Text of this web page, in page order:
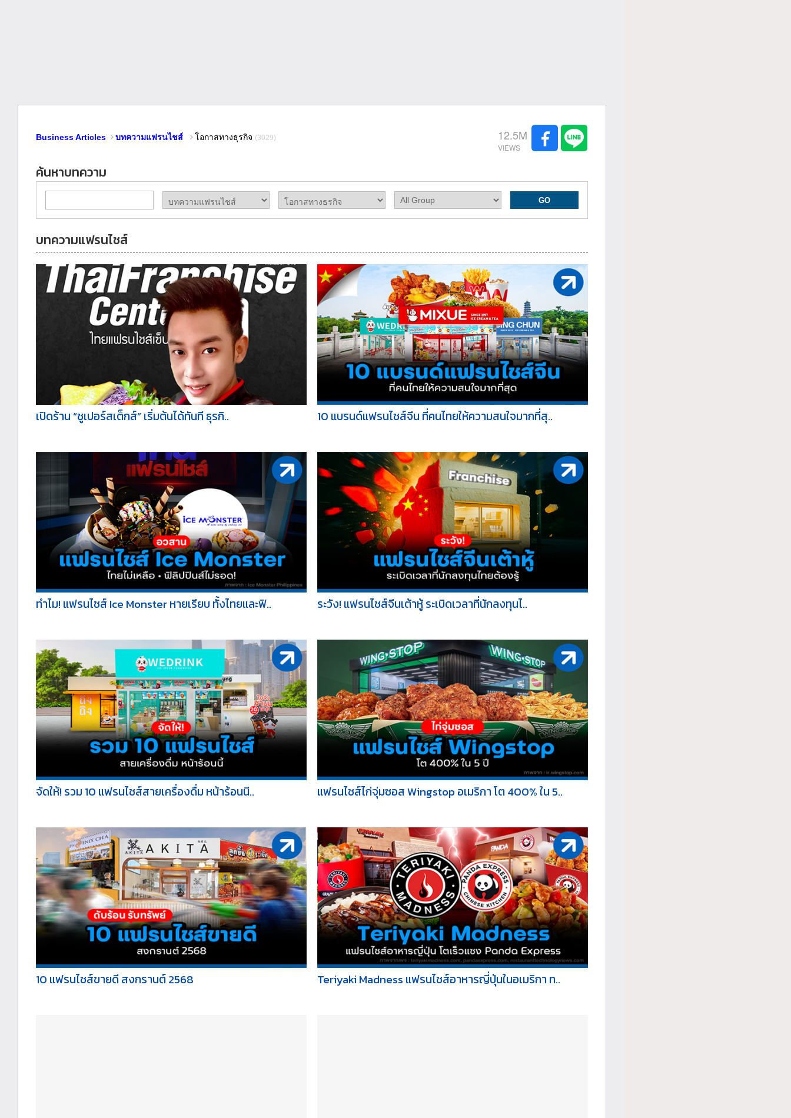
Business Articles บทความแฟรนไชส์ โอกาสทางธุรกิจ (3029) 12.5M
ค้นหาบทความ
บทความแฟรนไชส์
เปิดร้าน “ซูเปอร์สเต็กส์” เริ่มต้นได้ทันที ธุรกิ.. 10 แบรนด์แฟรนไชส์จีน ที่คนไทยให้ความสนใจมากที่สุ..
ทำไม! แฟรนไชส์ Ice Monster หายเรียบ ทั้งไทยและฟิ.. ระวัง! แฟรนไชส์จีนเต้าหู้ ระเบิดเวลาที่นักลงทุนไ..
จัดให้! รวม 10 แฟรนไชส์สายเครื่องดื่ม หน้าร้อนนี.. แฟรนไชส์ไก่จุ่มซอส Wingstop อเมริกา โต 400% ใน 5..
10 แฟรนไชส์ขายดี สงกรานต์ 2568 Teriyaki Madness แฟรนไชส์อาหารญี่ปุ่นในอเมริกา ท..